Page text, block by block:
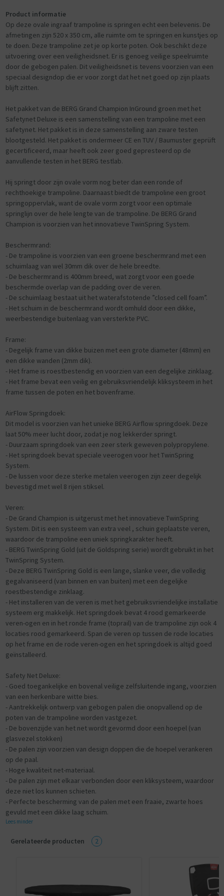
waardoor de trampoline een uniek springkarakter heeft.
- BERG TwinSpring Gold (uit de Goldspring serie) wordt gebruikt in het
TwinSpring System.
- Deze BERG TwinSpring Gold is een lange, slanke veer, die volledig
gegalvaniseerd (van binnen en van buiten) met een degelijke
roestbestendige zinklaag.
- Het installeren van de veren is met het gebruiksvriendelijke installatie
systeem erg makkelijk. Het springdoek bevat 4 rood gemarkeerde
locaties rood gemarkeerd. Span de veren op tussen de rode locaties
op het frame en de rode veren-ogen en het springdoek is altijd goed
geïnstalleerd.
Safety Net Deluxe:
- Goed toegankelijke en bovenal veilige zelfsluitende ingang, voorzien
- Aantrekkelijk ontwerp van gebogen palen die onopvallend op de
poten van de trampoline worden vastgezet.
- De bovenzijde van het net wordt gevormd door een hoepel (van
glasvezel stokken)
- De palen zijn voorzien van design doppen die de hoepel verankeren
- Hoge kwaliteit net-materiaal.
- De palen zijn met elkaar verbonden door een kliksysteem, waardoor
deze niet los kunnen schieten.
- Perfecte bescherming van de palen met een fraaie, zwarte hoes
gevuld met een dikke laag schuim.
Product informatie
Op deze ovale ingraaf trampoline is springen echt een belevenis. De
afmetingen zijn 520 x 350 cm, alle ruimte om te springen en kunstjes op
te doen. Deze trampoline zet je op korte poten. Ook beschikt deze
uitvoering over een veiligheidsnet. Er is genoeg veilige speelruimte
door de gebogen palen. Dit veiligheidsnet is tevens voorzien van een
speciaal designdop die er voor zorgt dat het net goed op zijn plaats
blijft zitten.
Het pakket van de BERG Grand Champion InGround groen met het
Safetynet Deluxe is een samenstelling van een trampoline met een
safetynet. Het pakket is in deze samenstelling aan zware testen
blootgesteld. Het pakket is ondermeer CE en TUV / Baumuster geprüft
gecertificeerd, maar heeft ook zeer goed gepresteerd op de
aanvullende testen in het BERG testlab.
Hij springt door zijn ovale vorm nog beter dan een ronde of
rechthoekige trampoline. Daarnaast biedt de trampoline een groot
springoppervlak, want de ovale vorm zorgt voor een optimale
springlijn over de hele lengte van de trampoline. De BERG Grand
Champion is voorzien van het innovatieve TwinSpring System.
Beschermrand:
- De trampoline is voorzien van een groene beschermrand met een
schuimlaag van wel 30mm dik over de hele breedte.
- De beschermrand is 400mm breed, wat zorgt voor een goede
beschermde overlap van de padding over de veren.
- De schuimlaag bestaat uit het waterafstotende ”closed cell foam”.
- Het schuim in de beschermrand wordt omhuld door een dikke,
weerbestendige buitenlaag van versterkte PVC.
Frame:
- Degelijk frame van dikke buizen met een grote diameter (48mm) en
een dikke wanden (2mm dik).
- Het frame is roestbestendig en voorzien van een degelijke zinklaag.
- Het frame bevat een veilig en gebruiksvriendelijk kliksysteem in het
frame tussen de poten en het bovenframe.
AirFlow Springdoek:
Dit model is voorzien van het unieke BERG Airflow springdoek. Deze
laat 50% meer lucht door, zodat je nog lekkerder springt.
- Duurzaam springdoek van een zeer sterk geweven polypropylene.
- Het springdoek bevat speciale veerogen voor het TwinSpring
System.
- De lussen voor deze sterke metalen veerogen zijn zeer degelijk
bevestigd met wel 8 rijen stiksel.
Veren:
- De Grand Champion is uitgerust met het innovatieve TwinSpring
System. Dit is een systeem van extra veel , schuin geplaatste veren,
waardoor de trampoline een uniek springkarakter heeft.
- BERG TwinSpring Gold (uit de Goldspring serie) wordt gebruikt in het
TwinSpring System.
- Deze BERG TwinSpring Gold is een lange, slanke veer, die volledig
gegalvaniseerd (van binnen en van buiten) met een degelijke
roestbestendige zinklaag.
- Het installeren van de veren is met het gebruiksvriendelijke installatie
systeem erg makkelijk. Het springdoek bevat 4 rood gemarkeerde
veren-ogen en in het ronde frame (toprail) van de trampoline zijn ook 4
locaties rood gemarkeerd. Span de veren op tussen de rode locaties
op het frame en de rode veren-ogen en het springdoek is altijd goed
geïnstalleerd.
Safety Net Deluxe:
- Goed toegankelijke en bovenal veilige zelfsluitende ingang, voorzien
van een herkenbare witte bies.
- Aantrekkelijk ontwerp van gebogen palen die onopvallend op de
poten van de trampoline worden vastgezet.
- De bovenzijde van het net wordt gevormd door een hoepel (van
glasvezel stokken)
- De palen zijn voorzien van design doppen die de hoepel verankeren
op de paal.
- Hoge kwaliteit net-materiaal.
- De palen zijn met elkaar verbonden door een kliksysteem, waardoor
deze niet los kunnen schieten.
- Perfecte bescherming van de palen met een fraaie, zwarte hoes
gevuld met een dikke laag schuim.
Lees minder
Gerelateerde producten 2